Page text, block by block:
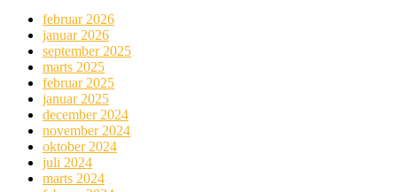
februar 2026
januar 2026
september 2025
marts 2025
februar 2025
januar 2025
december 2024
november 2024
oktober 2024
juli 2024
marts 2024